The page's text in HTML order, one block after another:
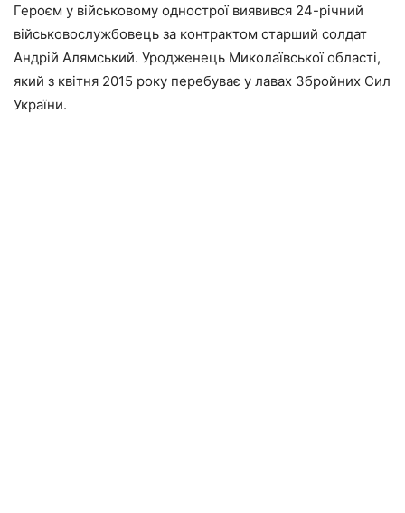
Героєм у військовому однострої виявився 24-річний
військовослужбовець за контрактом старший солдат
Андрій Алямський. Уродженець Миколаївської області,
який з квітня 2015 року перебуває у лавах Збройних Сил
України.